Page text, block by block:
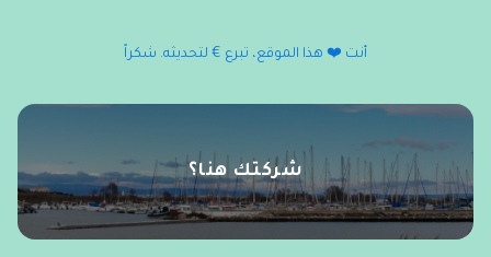
أنت ❤️ هذا الموقع، تبرع € لتحديثه. شكراً
شركتك هنا؟